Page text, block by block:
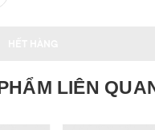
LIÊN